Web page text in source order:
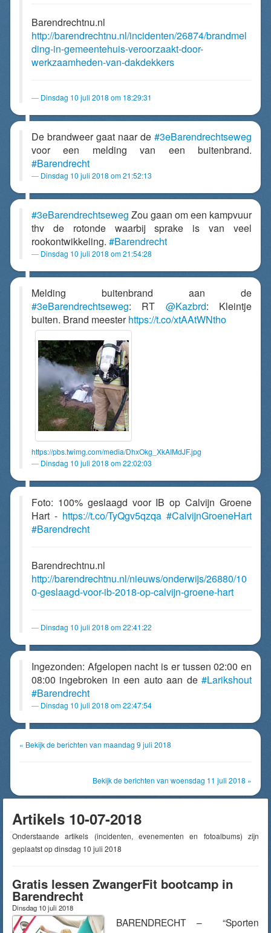
Barendrechtnu.nl
http://barendrechtnu.nl/incidenten/26874/brandmel
ding-in-gemeentehuis-veroorzaakt-door-
werkzaamheden-van-dakdekkers
Dinsdag 10 juli 2018 om 18:29:31
De brandweer gaat naar de #3eBarendrechtseweg
voor een melding van een buitenbrand.
#Barendrecht
Dinsdag 10 juli 2018 om 21:52:13
#3eBarendrechtseweg Zou gaan om een kampvuur
thv de rotonde waarbij sprake is van veel
rookontwikkeling. #Barendrecht
Dinsdag 10 juli 2018 om 21:54:28
Melding buitenbrand aan de
#3eBarendrechtseweg: RT @Kazbrd: Kleintje
buiten. Brand meesterhttps://t.co/xtAAtWNtho
https://pbs.twimg.com/media/DhxOkg_XkAIMdJF.jpg
Dinsdag 10 juli 2018 om 22:02:03
Foto: 100% geslaagd voor IB op Calvijn Groene
Hart - https://t.co/TyQgv5qzqa #CalvijnGroeneHart
#Barendrecht
Barendrechtnu.nl
http://barendrechtnu.nl/nieuws/onderwijs/26880/10
0-geslaagd-voor-ib-2018-op-calvijn-groene-hart
Dinsdag 10 juli 2018 om 22:41:22
Ingezonden: Afgelopen nacht is er tussen 02:00 en
08:00 ingebroken in een auto aan de #Larikshout
#Barendrecht
Dinsdag 10 juli 2018 om 22:47:54
« Bekijk de berichten van maandag 9 juli 2018
Bekijk de berichten van woensdag 11 juli 2018 »
Artikels 10-07-2018
Onderstaande artikels (incidenten, evenementen en fotoalbums) zijn
geplaatst op dinsdag 10 juli 2018
Gratis lessen ZwangerFit bootcamp in
Barendrecht
Dinsdag 10 juli 2018
BARENDRECHT – “Sporten